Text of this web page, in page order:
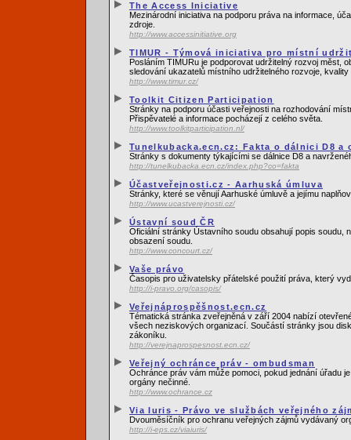
The Access Iniciative
Mezinárodní iniciativa na podporu práva na informace,
zdroje.
http://www.accessinitiative.org
TIMUR - Týmová iniciativa pro místní
Posláním TIMURu je podporovat udržitelný rozvoj měst,
sledování ukazatelů místního udržitelného rozvoje,
http://www.timur.cz/
Toolkit Citizen Participation
Stránky na podporu účasti veřejnosti na rozhodování
Přispěvatelé a informace pocházejí z celého světa.
http://www.toolkitparticipation.nl/
Tunelkubacka.ecn.cz: Fakta o dálnici D8 a
Stránky s dokumenty týkajícími se dálnice D8 a
http://tunelkubacka.ecn.cz/index.php?co=fakta
Účastveřejnosti.cz - Aarhuská úmluva
Stránky, které se věnují Aarhuské úmluvě a jejímu
http://www.ucastverejnosti.cz/
Ústavní soud ČR
Oficiální stránky Ústavního soudu obsahují popis soudu,
obsazení soudu.
http://www.concourt.cz/
Vaše právo
Časopis pro uživatelsky přátelské použití práva, který
http://i-pravo.org/casopis/
Veřejnáprospěšnost.ecn.cz
Tématická stránka zveřejněná v září 2004 nabízí
všech neziskových organizací. Součástí stránky jsou
zákoníku.
http://verejnaprospesnost.ecn.cz/
Veřejný ochránce práv - ombudsman
Ochránce práv vám může pomoci, pokud jednání úřadu
orgány nečinné.
http://www.ochrance.cz
Via Iuris - Právo ve službách veřejného
Dvouměsíčník pro ochranu veřejných zájmů vydávaný
http://i-eps.cz/viaiuris/